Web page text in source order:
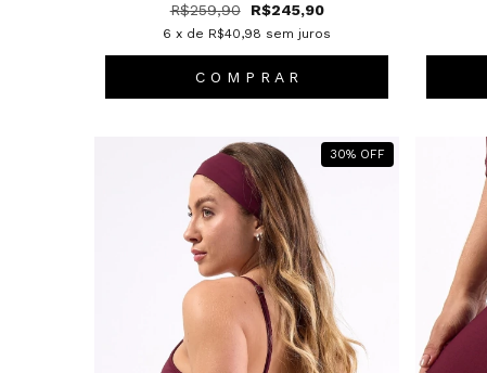
R$259,90 R$245,90
6 x de R$40,98 sem juros
C O M P R A R
30% OFF